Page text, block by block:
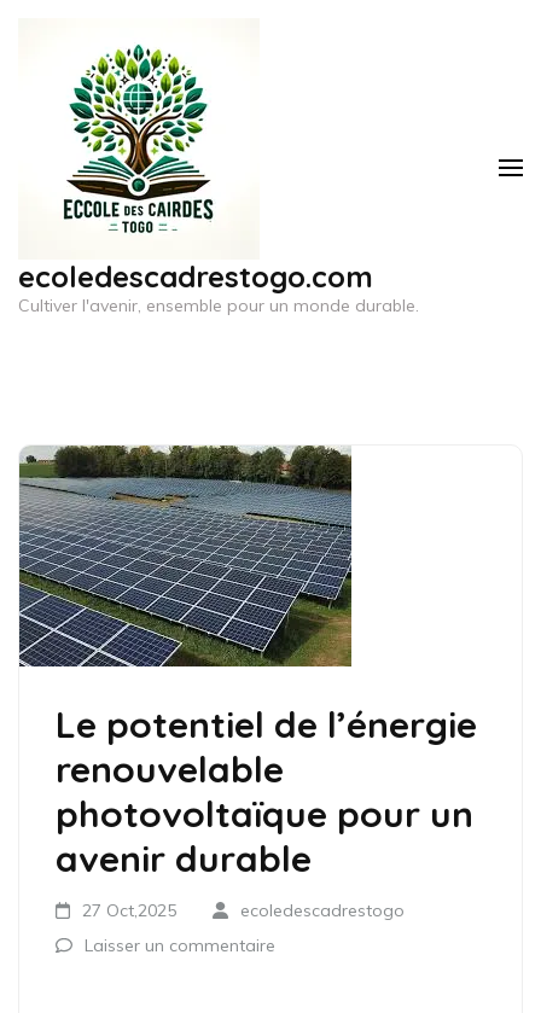
contenu
(Pressez
ecoledescadrestogo.com
Cultiver l'avenir, ensemble pour un monde durable.
Le potentiel de l’énergie
renouvelable
photovoltaïque pour un
avenir durable
27 Oct,2025
ecoledescadrestogo
Laisser un commentaire